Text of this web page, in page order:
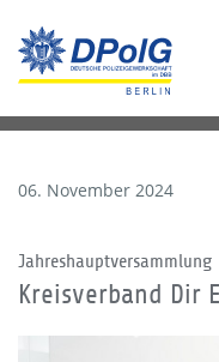
06. November 2024
Jahreshauptversammlung
Kreisverband Dir